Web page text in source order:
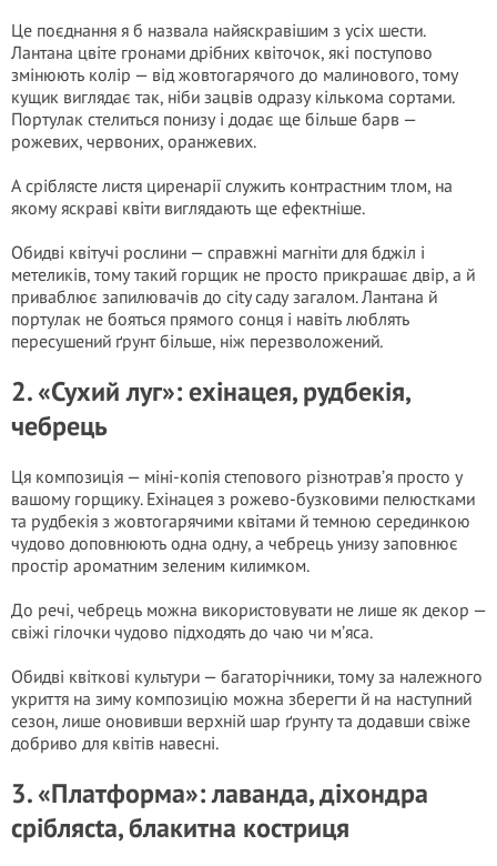
Це поєднання я б назвала найяскравішим з усіх шести.
Лантана цвіте гронами дрібних квіточок, які поступово
змінюють колір — від жовтогарячого до малинового, тому
кущик виглядає так, ніби зацвів одразу кількома сортами.
Портулак стелиться понизу і додає ще більше барв —
рожевих, червоних, оранжевих.
А сріблясте листя циренарії служить контрастним тлом, на
якому яскраві квіти виглядають ще ефектніше.
Обидві квітучі рослини — справжні магніти для бджіл і
метеликів, тому такий горщик не просто прикрашає двір, а й
приваблює запилювачів до city саду загалом. Лантана й
портулак не бояться прямого сонця і навіть люблять
пересушений ґрунт більше, ніж перезволожений.
2. «Сухий луг»: ехінацея, рудбекія,
чебрець
Ця композиція — міні-копія степового різнотрав’я просто у
вашому горщику. Ехінацея з рожево-бузковими пелюстками
та рудбекія з жовтогарячими квітами й темною серединкою
чудово доповнюють одна одну, а чебрець унизу заповнює
простір ароматним зеленим килимком.
До речі, чебрець можна використовувати не лише як декор —
свіжі гілочки чудово підходять до чаю чи м’яса.
Обидві квіткові культури — багаторічники, тому за належного
укриття на зиму композицію можна зберегти й на наступний
сезон, лише оновивши верхній шар ґрунту та додавши свіже
добриво для квітів навесні.
3. «Платформа»: лаванда, діхондра
сріблясta, блакитна костриця